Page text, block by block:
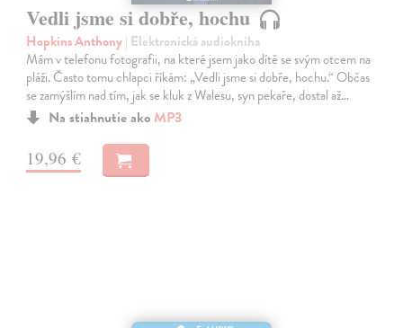
Vedli jsme si dobře, hochu
Hopkins Anthony| Elektronická audiokniha
Mám v telefonu fotografii, na které jsem jako dítě se svým otcem na
pláži. Často tomu chlapci říkám: „Vedli jsme si dobře, hochu.“ Občas
se zamýšlím nad tím, jak se kluk z Walesu, syn pekaře, dostal až…
Na stiahnutie ako MP3
19,96 €